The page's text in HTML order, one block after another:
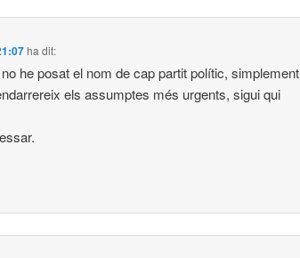
ha dit:
he posat el nom de cap partit polític, simplement
els assumptes més urgents, sigui qui